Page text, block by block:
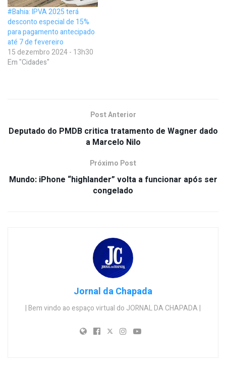
#Bahia: IPVA 2025 terá
desconto especial de 15%
para pagamento antecipado
até 7 de fevereiro
15 dezembro 2024 - 13h30
Em "Cidades"
Post Anterior
Deputado do PMDB critica tratamento de Wagner dado
a Marcelo Nilo
Próximo Post
Mundo: iPhone “highlander” volta a funcionar após ser
congelado
Jornal da Chapada
| Bem vindo ao espaço virtual do JORNAL DA CHAPADA |